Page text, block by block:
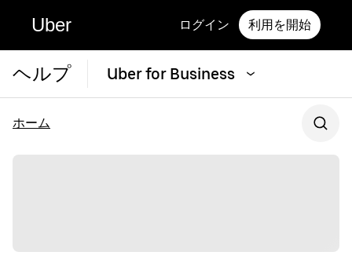
Uber ログイン 利用を開始
ヘルプ Uber for Business
ホーム